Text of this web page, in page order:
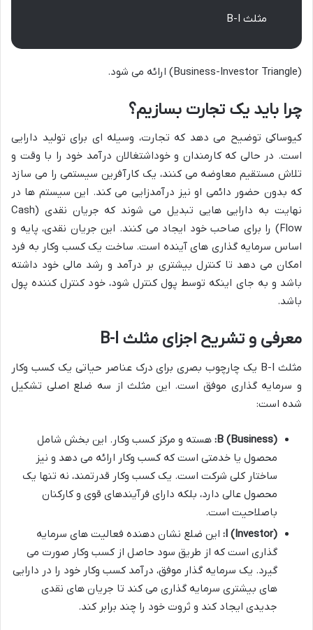
مثلث B-I
(Business-Investor Triangle) ارائه می شود.
چرا باید یک تجارت بسازیم؟
کیوساکی توضیح می دهد که تجارت، وسیله ای برای تولید دارایی
است. در حالی که کارمندان و خوداشتغالان درآمد خود را با وقت و
تلاش مستقیم معاوضه می کنند، یک کارآفرین سیستمی را می سازد
که بدون حضور دائمی او نیز درآمدزایی می کند. این سیستم ها در
نهایت به دارایی هایی تبدیل می شوند که جریان نقدی (Cash
Flow) را برای صاحب خود ایجاد می کنند. این جریان نقدی، پایه و
اساس سرمایه گذاری های آینده است. ساخت یک کسب وکار به فرد
امکان می دهد تا کنترل بیشتری بر درآمد و رشد مالی خود داشته
باشد و به جای اینکه توسط پول کنترل شود، خود کنترل کننده پول
باشد.
معرفی و تشریح اجزای مثلث B-I
مثلث B-I یک چارچوب بصری برای درک عناصر حیاتی یک کسب وکار
و سرمایه گذاری موفق است. این مثلث از سه ضلع اصلی تشکیل
شده است:
B (Business): هسته و مرکز کسب وکار. این بخش شامل
محصول یا خدمتی است که کسب وکار ارائه می دهد و نیز
ساختار کلی شرکت است. یک کسب وکار قدرتمند، نه تنها یک
محصول عالی دارد، بلکه دارای فرآیندهای قوی و کارکنان
باصلاحیت است.
I (Investor): این ضلع نشان دهنده فعالیت های سرمایه
گذاری است که از طریق سود حاصل از کسب وکار صورت می
گیرد. یک سرمایه گذار موفق، درآمد کسب وکار خود را در دارایی
های بیشتری سرمایه گذاری می کند تا جریان های نقدی
جدیدی ایجاد کند و ثروت خود را چند برابر کند.